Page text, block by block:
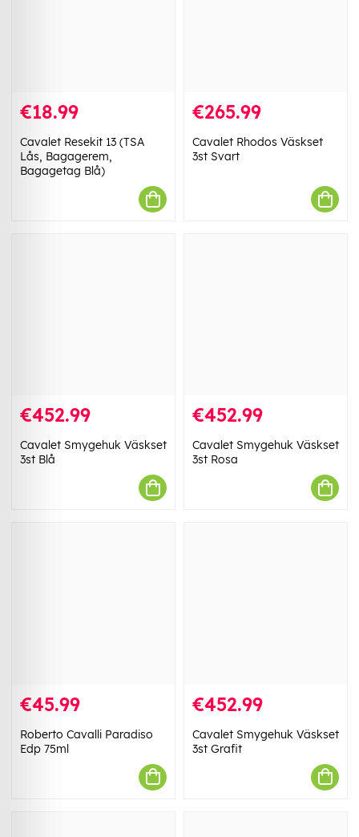
€18.99
Cavalet Resekit 13 (TSA
Lås, Bagagerem,
Bagagetag Blå)
€265.99
Cavalet Rhodos Väskset
3st Svart
€452.99
Cavalet Smygehuk Väskset
3st Blå
€452.99
Cavalet Smygehuk Väskset
3st Rosa
€45.99
Roberto Cavalli Paradiso
Edp 75ml
€452.99
Cavalet Smygehuk Väskset
3st Grafit